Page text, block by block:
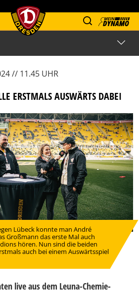
// 11.45 UHR
ERSTMALS AUSWÄRTS DABEI
Lübeck konnte man André
Großmann das erste Mal auch
hören. Nun sind die beiden
auch bei einem Auswärtsspiel
live aus dem Leuna-Chemie-